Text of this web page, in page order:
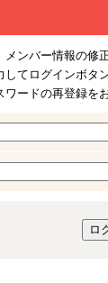
ンバー情報の修
てログインボタ
ワードの再登録を